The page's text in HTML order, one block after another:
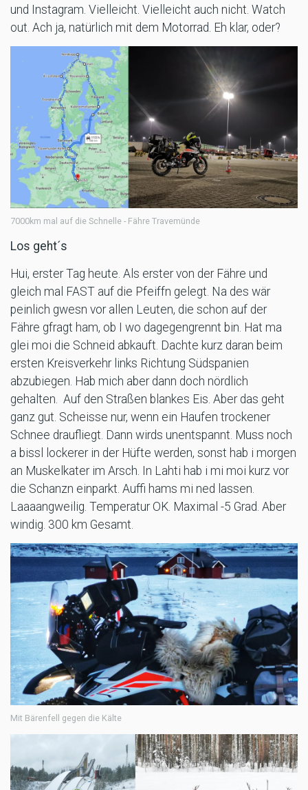
und Instagram. Vielleicht. Vielleicht auch nicht. Watch
out. Ach ja, natürlich mit dem Motorrad. Eh klar, oder?
7000km mal auf die Schnelle - Fähre Travemünde
Los geht´s
Hui, erster Tag heute. Als erster von der Fähre und
gleich mal FAST auf die Pfeiffn gelegt. Na des wär
peinlich gwesn vor allen Leuten, die schon auf der
Fähre gfragt ham, ob I wo dagegengrennt bin. Hat ma
glei moi die Schneid abkauft. Dachte kurz daran beim
ersten Kreisverkehr links Richtung Südspanien
abzubiegen. Hab mich aber dann doch nördlich
gehalten. Auf den Straßen blankes Eis. Aber das geht
ganz gut. Scheisse nur, wenn ein Haufen trockener
Schnee draufliegt. Dann wirds unentspannt. Muss noch
a bissl lockerer in der Hüfte werden, sonst hab i morgen
an Muskelkater im Arsch. In Lahti hab i mi moi kurz vor
die Schanzn einparkt. Auffi hams mi ned lassen.
Laaaangweilig. Temperatur OK. Maximal -5 Grad. Aber
windig. 300 km Gesamt.
Mit Bärenfell gegen die Kälte